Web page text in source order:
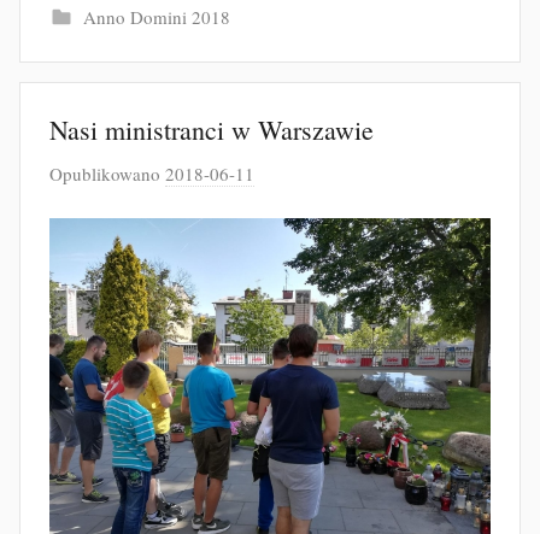
Anno Domini 2018
Nasi ministranci w Warszawie
Opublikowano 2018-06-11
z
J
a
k
u
b
F
u